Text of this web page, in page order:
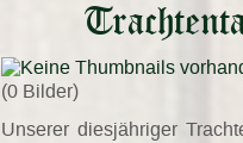
(0 Bilder)
Unserer diesjähriger